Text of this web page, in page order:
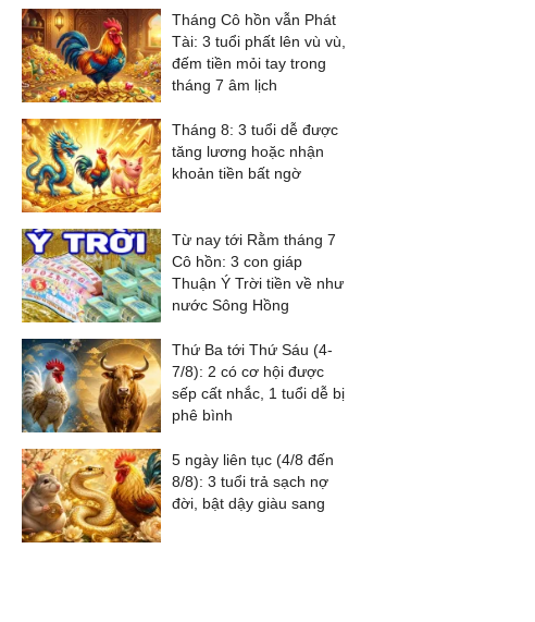
Tháng Cô hồn vẫn Phát
Tài: 3 tuổi phất lên vù vù,
đếm tiền mỏi tay trong
tháng 7 âm lịch
Tháng 8: 3 tuổi dễ được
tăng lương hoặc nhận
khoản tiền bất ngờ
Từ nay tới Rằm tháng 7
Cô hồn: 3 con giáp
Thuận Ý Trời tiền về như
nước Sông Hồng
Thứ Ba tới Thứ Sáu (4-
7/8): 2 có cơ hội được
sếp cất nhắc, 1 tuổi dễ bị
phê bình
5 ngày liên tục (4/8 đến
8/8): 3 tuổi trả sạch nợ
đời, bật dậy giàu sang